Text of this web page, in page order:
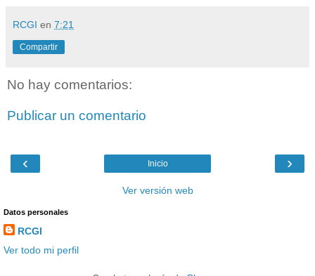
RCGI en 7:21
Compartir
No hay comentarios:
Publicar un comentario
‹ ›
Inicio
Ver versión web
Datos personales
RCGI
Ver todo mi perfil